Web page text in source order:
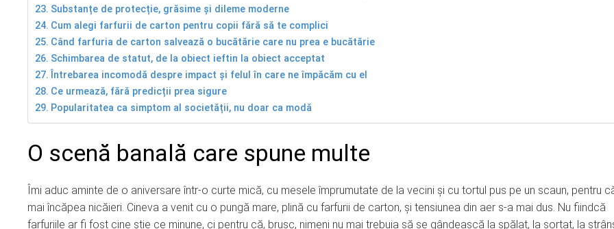
Substanțe de protecție, grăsime și dileme moderne
Cum alegi farfurii de carton pentru copii fără să te complici
Când farfuria de carton salvează o bucătărie care nu prea e bucătărie
Schimbarea de statut, de la obiect ieftin la obiect acceptat
Întrebarea incomodă despre impact și felul în care ne împăcăm cu el
Ce urmează, fără predicții prea sigure
Popularitatea ca simptom al societății, nu doar ca modă
O scenă banală care spune multe
Îmi aduc aminte de o aniversare într-o curte mică, cu mesele împrumutate de la vecini și cu tortul pus pe un scaun, pentru
mai încăpea nicăieri. Cineva a venit cu o pungă mare, plină cu farfurii de carton, și tensiunea din aer s-a mai dus. Nu fiindcă
farfuriile ar fi fost cine știe ce minune, ci pentru că, brusc, nimeni nu mai trebuia să se gândească la spălat, la sortat, la